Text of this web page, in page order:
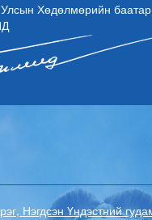
Хөдөлмөрийн
Нэгдсэн Үндэстний